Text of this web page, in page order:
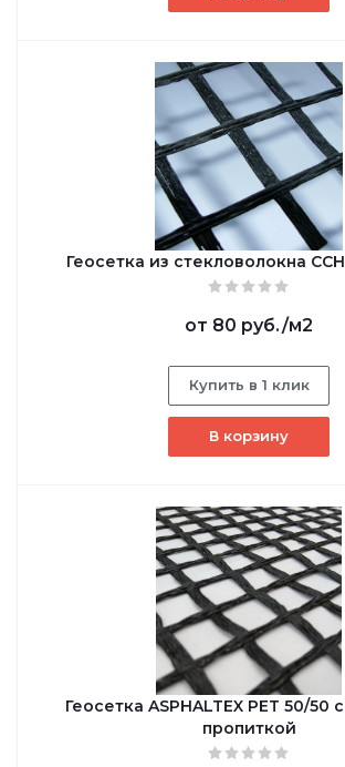
Геосетка из стекловолокна
от 80 руб./м2
Купить в 1 клик
В корзину
Геосетка ASPHALTEX PET 50/50
пропиткой